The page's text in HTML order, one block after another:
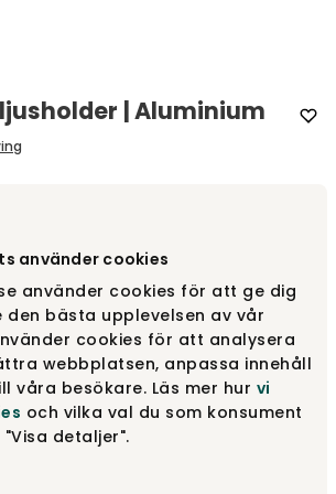
använder cookies
använder cookies för att ge dig
den bästa upplevelsen av vår
cookies för att analysera
webbplatsen, anpassa innehåll
våra besökare. Läs mer hur vi
och vilka val du som konsument
detaljer".
| Aluminium
til fyrfadslys
Få på lager
til kronelys 449 kr